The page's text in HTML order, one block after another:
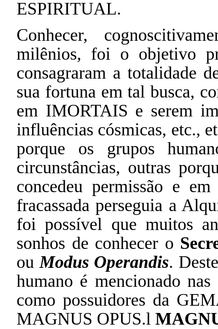
ESPIRITUAL.
Conhecer,
milênios, foi o objetivo
consagraram a totalidade
sua fortuna em tal busca,
em IMORTAIS e serem
influências cósmicas, etc.,
porque os grupos
circunstâncias, outras
concedeu permissão e
fracassada perseguia a
foi possível que muitos
sonhos de conhecer o
ouModus Operandis.
humano é mencionado
como possuidores da
MAGNUS OPUS.l